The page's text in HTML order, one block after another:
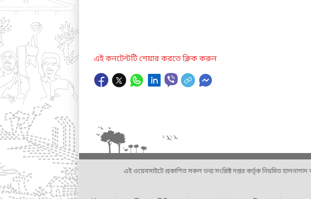
এই কনটেন্টটি শেয়ার করতে ক্লিক করুন
এই ওয়েবসাইটে প্রকাশিত সকল তথ্য সংশ্লিষ্ট দপ্তর কর্তৃক নিয়মিত হালনাগাদ